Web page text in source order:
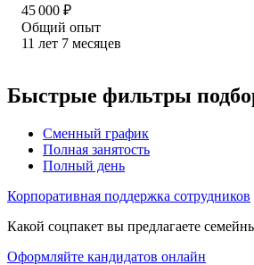
45 000 ₽
Общий опыт
11 лет 7 месяцев
Быстрые фильтры
Сменный график
Полная занятость
Полный день
Корпоративная поддержка сотрудников
Какой соцпакет вы предлагаете
Оформляйте кандидатов онлайн